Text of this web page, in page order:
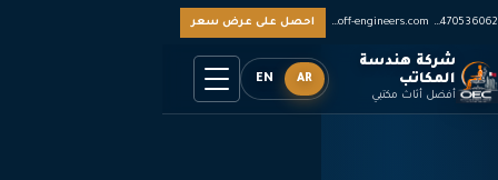
0097470536062
sales@off-engineers.com احصل على عرض سعر
شركة هندسة
المكاتب
أفضل أثاث مكتبي
AR
EN